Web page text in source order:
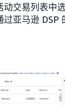
交易列表中
过亚马逊 DSP